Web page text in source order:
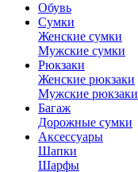
Обувь
Сумки
Женские сумки
Мужские сумки
Рюкзаки
Женские рюкзаки
Мужские рюкзаки
Багаж
Дорожные сумки
Аксессуары
Шапки
Шарфы